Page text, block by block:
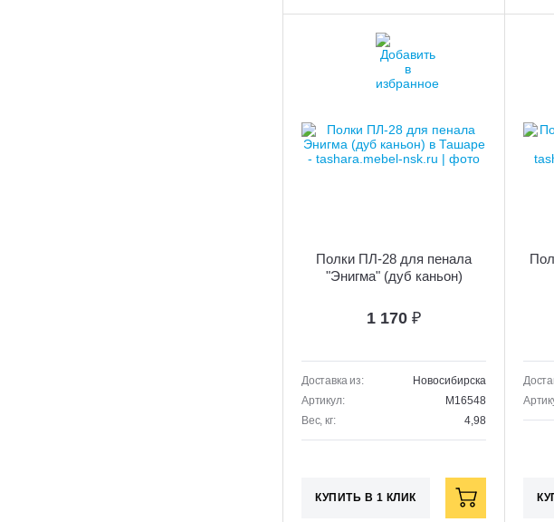
Полки ПЛ-28 для пенала
"Энигма" (дуб каньон)
1 170 ₽
Доставка из:
Новосибирска
Артикул:
M16548
Вес, кг:
4,98
КУПИТЬ В 1 КЛИК